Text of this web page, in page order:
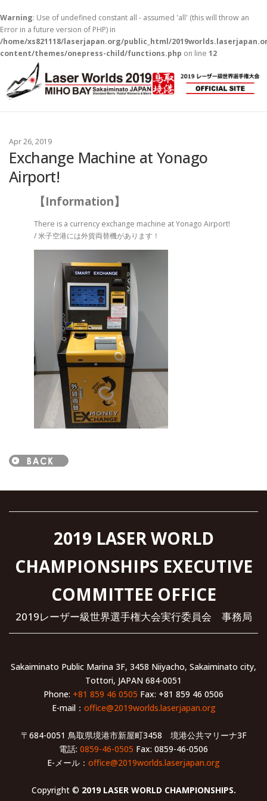
Warning: Use of undefined constant all - assumed 'all' (this will throw an
Error in a future version of PHP) in
/home/xs821118/laserjapan.org/public_html/
content/themes/onepress-child/functions.php on line 12
Apr 26, 2019
Exchange Machine at Yonago
Airport!
【Information】
There is a currency exchange machine at Yonago Airport!
/ 米子空港には外貨両替機があります！
2019 LASER WORLD
CHAMPIONSHIPS EXECUTIVE
COMMITTEE OFFICE
2019レーザー級世界選手権大会実行委員会 事務局
Sakaiminato Public Marina 3F, 3458 Niiyacho, Sakaiminato city,
Tottori, JAPAN 684-0051
Phone: +81 859 46 0505 Fax: +81 859 46 0506
E-mail： office@2019worlds.laserjapan.org
〒684-0051 鳥取県境港市新屋町3458 境港公共マリーナ3F
電話: 0859-46-0505 Fax: 0859-46-0506
E-メール： office@2019worlds.laserjapan.org
Copyright © 2019 LASER WORLD CHAMPIONSHIPS.